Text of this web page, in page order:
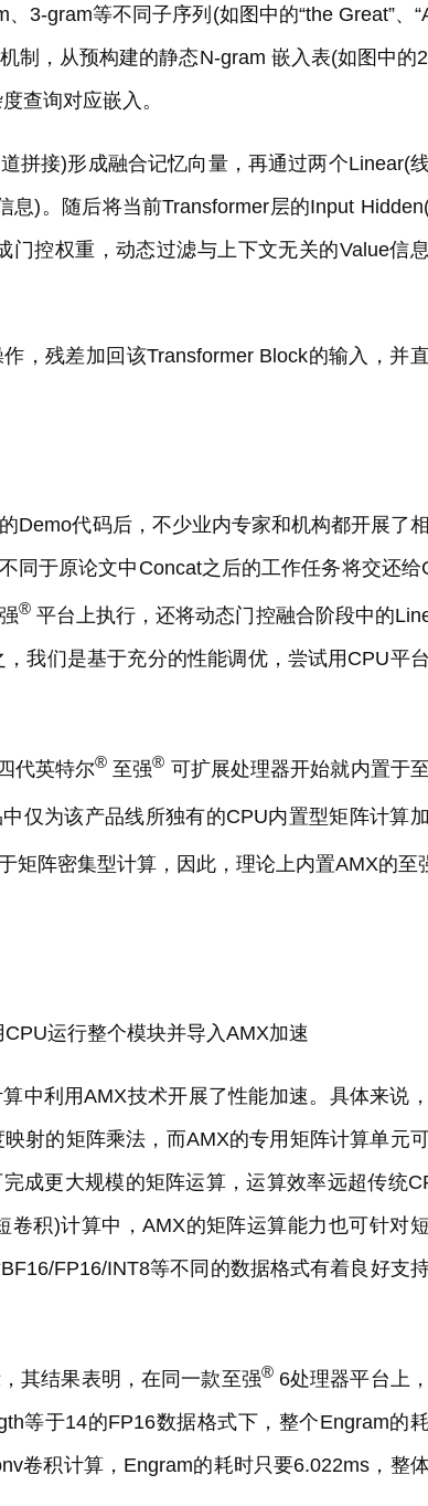
3-gram等不同子序列(如图中的“the Great”、
制，从预构建的静态N-gram 嵌入表(如图中的
查询对应嵌入。
拼接)形成融合记忆向量，再通过两个Linear(
)。随后将当前Transformer层的Input
控权重，动态过滤与上下文无关的Value信息
，残差加回该Transformer Block的输入，并
Demo代码后，不少业内专家和机构都开展了
于原论文中Concat之后的工作任务将交还给
®平台上执行，还将动态门控融合阶段中的
我们是基于充分的性能调优，尝试用CPU平
代英特尔® 至强® 可扩展处理器开始就内置于
仅为该产品线所独有的CPU内置型矩阵计算
矩阵密集型计算，因此，理论上内置AMX的至
运行整个模块并导入AMX加速
中利用AMX技术开展了性能加速。具体来说
射的矩阵乘法，而AMX的专用矩阵计算单元
成更大规模的矩阵运算，运算效率远超传统
卷积)计算中，AMX的矩阵运算能力也可针对
FP16/INT8等不同的数据格式有着良好支持
其结果表明，在同一款至强®6处理器平台上
等于14的FP16数据格式下，整个Engram的
卷积计算，Engram的耗时只要6.022ms，整